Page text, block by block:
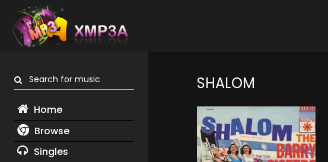
Search for music
Home
Browse
Singles
SHALOM